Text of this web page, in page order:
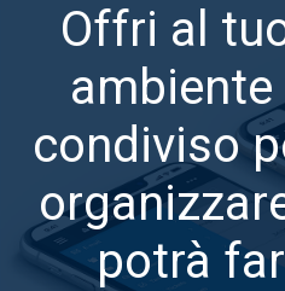
Offri al
condiviso
potrà